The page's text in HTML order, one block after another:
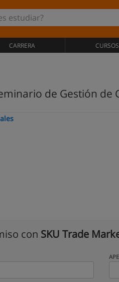
CARRERA CURSOS
de Gestión de
con SKU Trade